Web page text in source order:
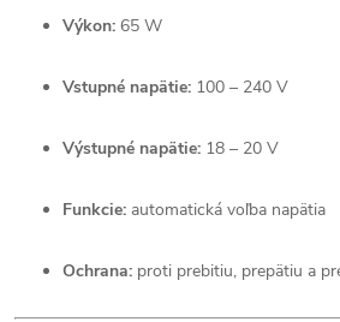
Výkon: 65 W
Vstupné napätie: 100 – 240 V
Výstupné napätie: 18 – 20 V
Funkcie: automatická voľba napätia
Ochrana: proti prebitiu, prepätiu a